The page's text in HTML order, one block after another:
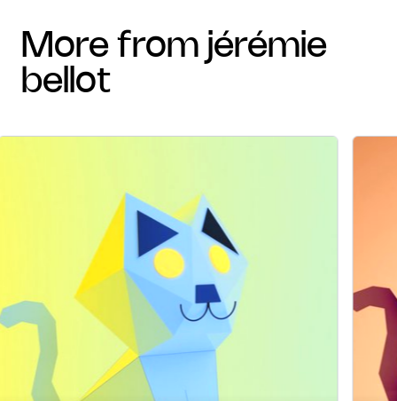
more from jérémie
bellot